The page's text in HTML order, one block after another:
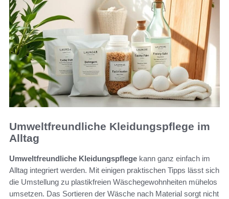
Umweltfreundliche Kleidungspflege im
Alltag
Umweltfreundliche Kleidungspflege kann ganz einfach im
Alltag integriert werden. Mit einigen praktischen Tipps lässt sich
die Umstellung zu plastikfreien Wäschegewohnheiten mühelos
umsetzen. Das Sortieren der Wäsche nach Material sorgt nicht